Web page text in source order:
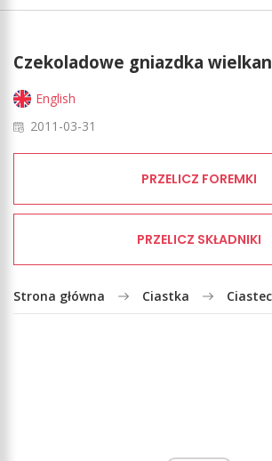
LŻEJSZE / ZDROWSZE
Czekoladowe gniazdka
English
2011-03-31
PRZELICZ FOREMKI
PRZELICZ SKŁADNIKI
Strona główna Ciastka